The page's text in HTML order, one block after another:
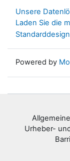
Unsere
Laden Sie die
Standarddesign
Powered by
Urheber-